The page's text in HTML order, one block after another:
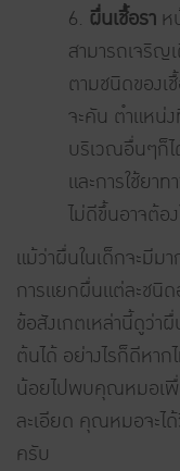
6. ผื่นเชื้อรา ห
สามารถเจริ
ตามชนิดของเ
จะคัน ตำแหน่
บริเวณอื่นๆก็
และการใช้ยา
ไม่ดีขึ้นอาจต้อ
แม้ว่าผื่นในเด็กจะมี
การแยกผื่นแต่ละชนิ
ข้อสังเกตเหล่านี้ดูว่า
ต้นได้ อย่างไรก็ดีหา
น้อยไปพบคุณหมอเพื่
ละเอียด คุณหมอจะไ
ครับ